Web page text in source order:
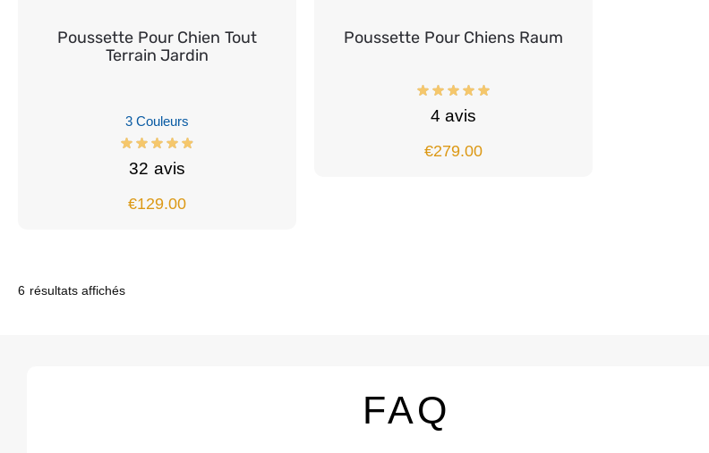
Poussette Pour Chien Tout
Terrain Jardin
3 Couleurs
32 avis
€129.00
Poussette Pour Chiens Raum
4 avis
€279.00
6 résultats affichés
FAQ